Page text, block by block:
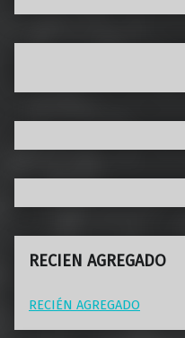
RECIEN AGREGADO
RECIÉN AGREGADO